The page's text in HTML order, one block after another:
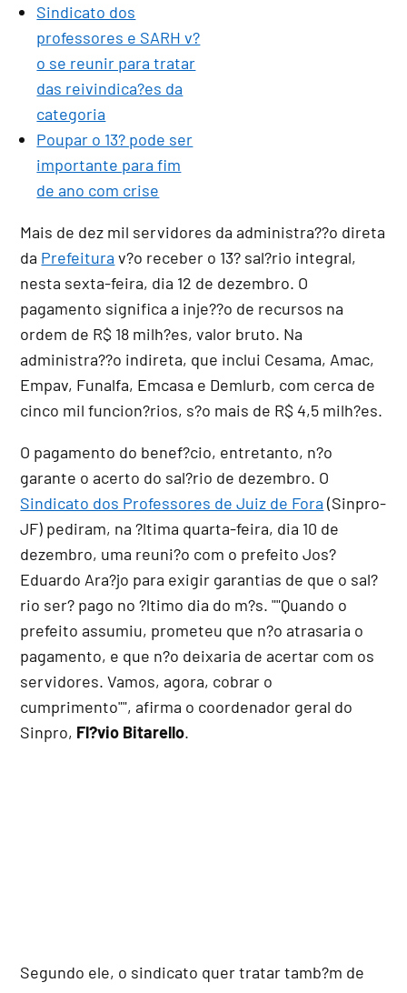
Sindicato dos
professores e SARH v?
o se reunir para tratar
das reivindica?es da
categoria
Poupar o 13? pode ser
importante para fim
de ano com crise
Mais de dez mil servidores da administra??o direta
da Prefeitura v?o receber o 13? sal?rio integral,
nesta sexta-feira, dia 12 de dezembro. O
pagamento significa a inje??o de recursos na
ordem de R$ 18 milh?es, valor bruto. Na
administra??o indireta, que inclui Cesama, Amac,
Empav, Funalfa, Emcasa e Demlurb, com cerca de
cinco mil funcion?rios, s?o mais de R$ 4,5 milh?es.
O pagamento do benef?cio, entretanto, n?o
garante o acerto do sal?rio de dezembro. O
Sindicato dos Professores de Juiz de Fora (Sinpro-
JF) pediram, na ?ltima quarta-feira, dia 10 de
dezembro, uma reuni?o com o prefeito Jos?
Eduardo Ara?jo para exigir garantias de que o sal?
rio ser? pago no ?ltimo dia do m?s. "Quando o
prefeito assumiu, prometeu que n?o atrasaria o
pagamento, e que n?o deixaria de acertar com os
servidores. Vamos, agora, cobrar o
cumprimento" , afirma o coordenador geral do
Sinpro, Fl?vio Bitarello.
Segundo ele, o sindicato quer tratar tamb?m de